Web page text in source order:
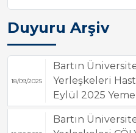
Duyuru Arşiv
18/09/2025
Bartın
Yerleşkeleri
Eylül 2025
Bartın